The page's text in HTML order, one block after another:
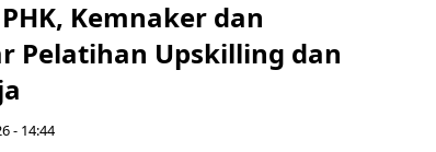
Kemnaker dan
Pelatihan Upskilling dan
- 14:44